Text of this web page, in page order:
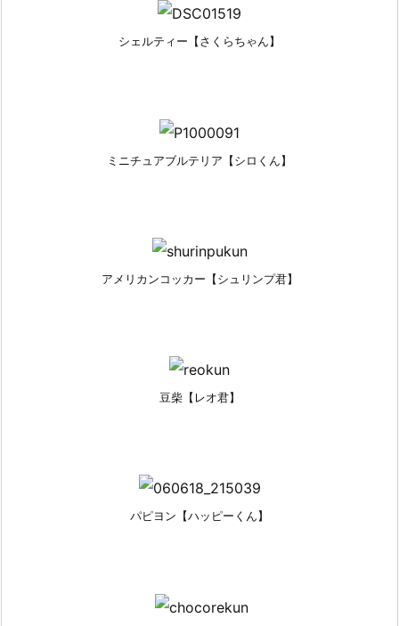
シェルティー【さくらちゃん】
ミニチュアブルテリア【シロくん】
アメリカンコッカー【シュリンプ君】
豆柴【レオ君】
パピヨン【ハッピーくん】